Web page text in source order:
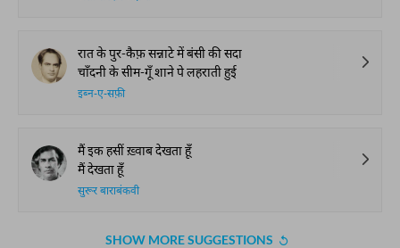
रात के पुर-कैफ़ सन्नाटे में बंसी की सदा
चाँदनी के सीम-गूँ शाने पे लहराती हुई
इब्न-ए-सफ़ी
मैं इक हसीं ख़्वाब देखता हूँ
मैं देखता हूँ
सुरूर बाराबंकवी
SHOW MORE SUGGESTIONS